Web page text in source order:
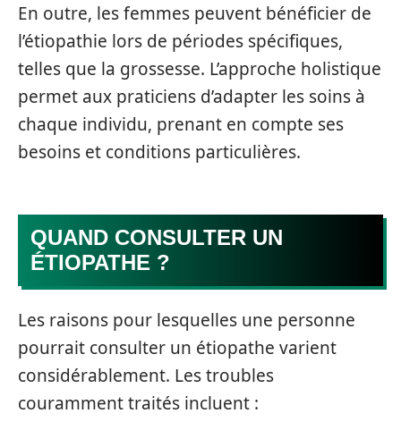
En outre, les femmes peuvent bénéficier de
l’étiopathie lors de périodes spécifiques,
telles que la grossesse. L’approche holistique
permet aux praticiens d’adapter les soins à
chaque individu, prenant en compte ses
besoins et conditions particulières.
QUAND CONSULTER UN
ÉTIOPATHE ?
Les raisons pour lesquelles une personne
pourrait consulter un étiopathe varient
considérablement. Les troubles
couramment traités incluent :